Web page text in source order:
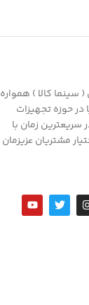
( سینما کالا ) همواره
در حوزه تجهیزات
سریعترین زمان با
مشتریان عزیزمان